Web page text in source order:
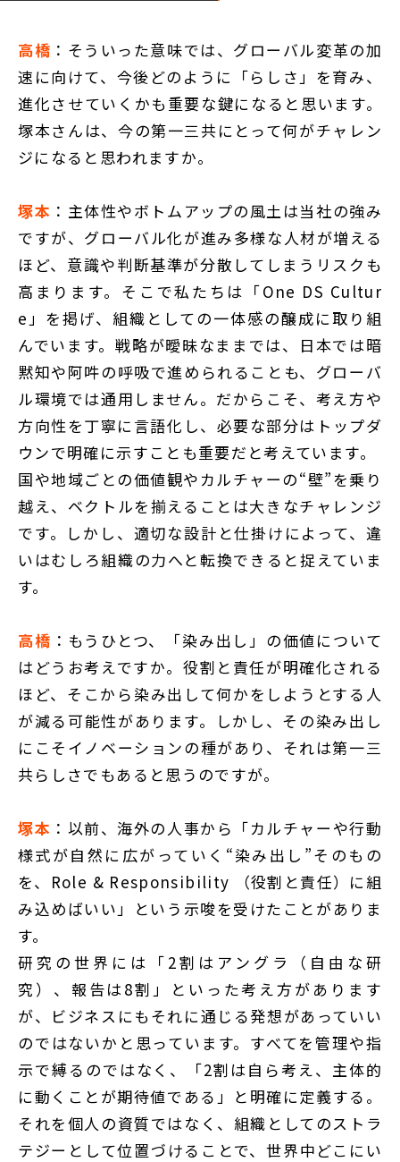
高橋 ：そういった意味では、グローバル変革の加
速に向けて、今後どのように「らしさ」を育み、
進化させていくかも重要な鍵になると思います。
塚本さんは、今の第一三共にとって何がチャレン
ジになると思われますか。
塚本 ：主体性やボトムアップの風土は当社の強み
ですが、グローバル化が進み多様な人材が増える
ほど、意識や判断基準が分散してしまうリスクも
高まります。そこで私たちは「One DS Cultur
e」を掲げ、組織としての一体感の醸成に取り組
んでいます。戦略が曖昧なままでは、日本では暗
黙知や阿吽の呼吸で進められることも、グローバ
ル環境では通用しません。だからこそ、考え方や
方向性を丁寧に言語化し、必要な部分はトップダ
ウンで明確に示すことも重要だと考えています。
国や地域ごとの価値観やカルチャーの“壁”を乗り
越え、ベクトルを揃えることは大きなチャレンジ
です。しかし、適切な設計と仕掛けによって、違
いはむしろ組織の力へと転換できると捉えていま
す。
高橋 ：もうひとつ、「染み出し」の価値について
はどうお考えですか。役割と責任が明確化される
ほど、そこから染み出して何かをしようとする人
が減る可能性があります。しかし、その染み出し
にこそイノベーションの種があり、それは第一三
共らしさでもあると思うのですが。
塚本 ：以前、海外の人事から「カルチャーや行動
様式が自然に広がっていく“染み出し”そのもの
を、Role & Responsibility （役割と責任）に組
み込めばいい」という示唆を受けたことがありま
す。
研究の世界には「2割はアングラ（自由な研
究）、報告は8割」といった考え方があります
が、ビジネスにもそれに通じる発想があっていい
のではないかと思っています。すべてを管理や指
示で縛るのではなく、「2割は自ら考え、主体的
に動くことが期待値である」と明確に定義する。
それを個人の資質ではなく、組織としてのストラ
テジーとして位置づけることで、世界中どこにい